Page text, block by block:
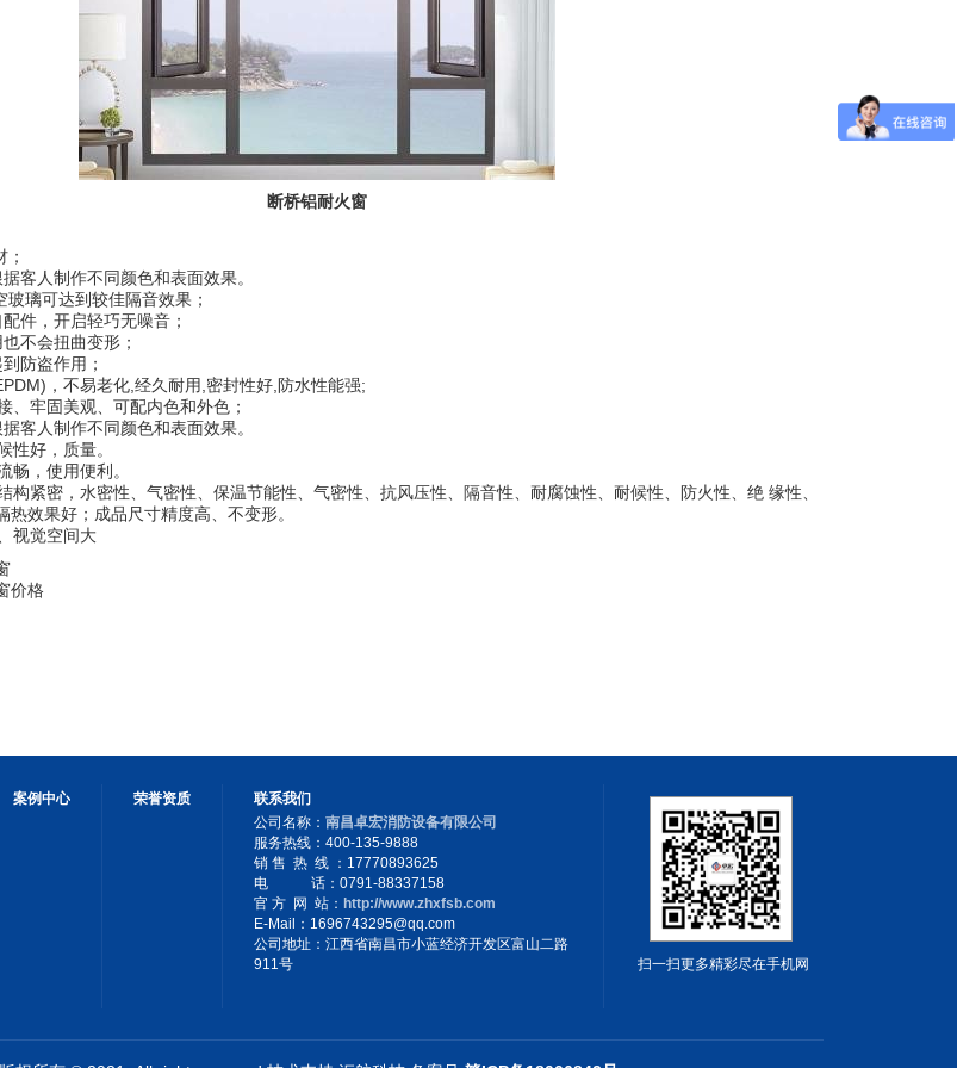
断桥铝耐火窗
客人制作不同颜色和表面效果。
璃可达到较佳隔音效果；
件，开启轻巧无噪音；
不会扭曲变形；
防盗作用；
，不易老化,经久耐用,密封性好,防水性能强;
、牢固美观、可配内色和外色；
客人制作不同颜色和表面效果。
性好，质量。
畅，使用便利。
构紧密，水密性、气密性、保温节能性、气密性、抗风压性、隔音性、耐腐蚀性、耐候性、防火性、绝 缘性、
效果好；成品尺寸精度高、不变形。
视觉空间大
价格
案例中心 荣誉资质
联系我们
公司名称： 南昌卓宏消防设备有限公司
服务热线：400-135-9888
销 售 热 线 ：17770893625
电 话：0791-88337158
官 方 网 站： http://www.zhxfsb.com
E-Mail：1696743295@qq.com
公司地址：江西省南昌市小蓝经济开发区富山二路
911号
扫一扫更多精彩尽在手机网